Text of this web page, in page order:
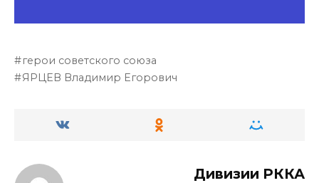
герои советского союза
ЯРЦЕВ Владимир Егорович
Дивизии РККА